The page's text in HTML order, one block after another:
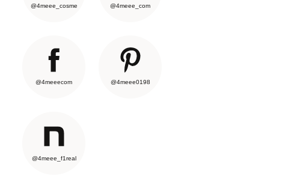
@4meee_cosme @4meee_com
@4meeecom @4meee0198
@4meee_f1real